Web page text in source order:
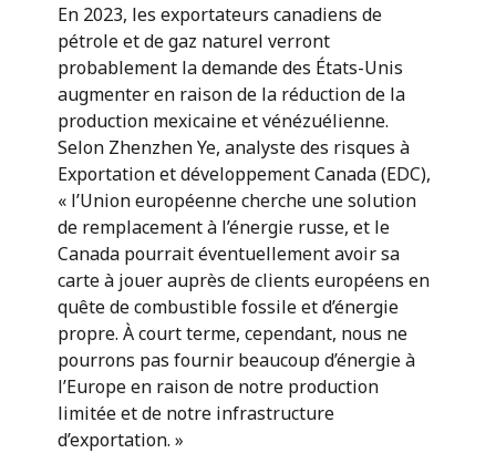
En 2023, les exportateurs canadiens de
pétrole et de gaz naturel verront
probablement la demande des États-Unis
augmenter en raison de la réduction de la
production mexicaine et vénézuélienne.
Selon Zhenzhen Ye, analyste des risques à
Exportation et développement Canada (EDC),
« l’Union européenne cherche une solution
de remplacement à l’énergie russe, et le
Canada pourrait éventuellement avoir sa
carte à jouer auprès de clients européens en
quête de combustible fossile et d’énergie
propre. À court terme, cependant, nous ne
pourrons pas fournir beaucoup d’énergie à
l’Europe en raison de notre production
limitée et de notre infrastructure
d’exportation. »